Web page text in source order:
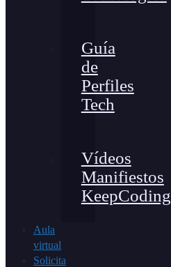
Guía
de
Perfiles
Tech
Vídeos
Manifiestos
KeepCoding
Aula
virtual
Solicita